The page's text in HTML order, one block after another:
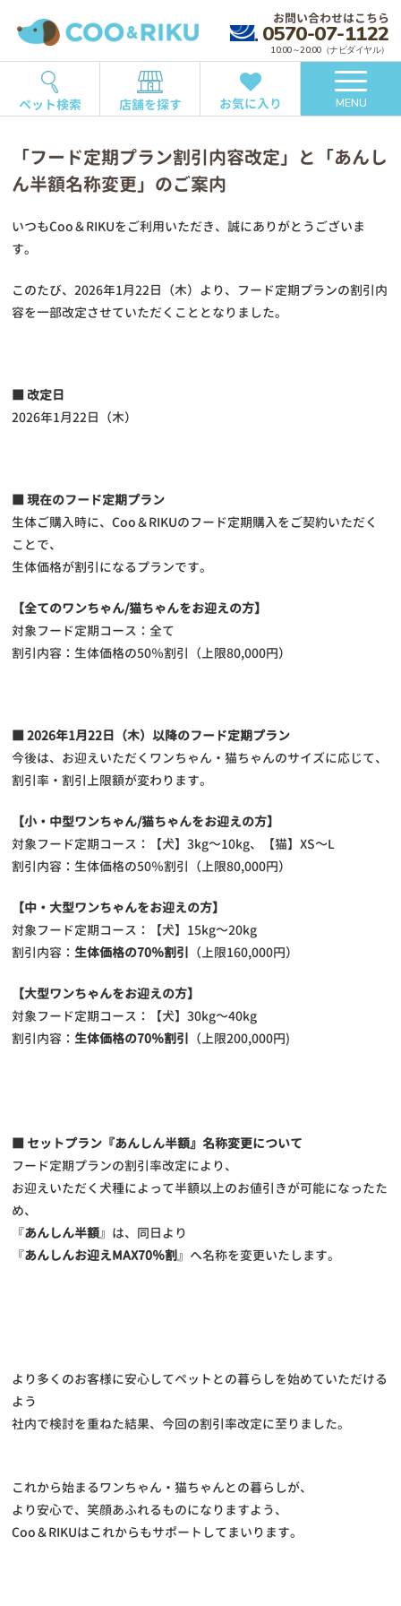
お問い合わせはこちら
0570-07-1122
10:00～20:00（ナビダイヤル）
ペット検索 店舗を探す お気に入り MENU
「フード定期プラン割引内容改定」と「あんし
ん半額名称変更」のご案内
いつもCoo＆RIKUをご利用いただき、誠にありがとうございま
す。
このたび、2026年1月22日（木）より、フード定期プランの割引内
容を一部改定させていただくこととなりました。
■ 改定日
2026年1月22日（木）
■ 現在のフード定期プラン
生体ご購入時に、Coo＆RIKUのフード定期購入をご契約いただく
ことで、
生体価格が割引になるプランです。
【全てのワンちゃん/猫ちゃんをお迎えの方】
対象フード定期コース：全て
割引内容：生体価格の50％割引（上限80,000円）
■ 2026年1月22日（木）以降のフード定期プラン
今後は、お迎えいただくワンちゃん・猫ちゃんのサイズに応じて、
割引率・割引上限額が変わります。
【小・中型ワンちゃん/猫ちゃんをお迎えの方】
対象フード定期コース：【犬】3kg～10kg、【猫】XS～L
割引内容：生体価格の50％割引（上限80,000円）
【中・大型ワンちゃんをお迎えの方】
対象フード定期コース：【犬】15kg～20kg
割引内容： 生体価格の70％割引 （上限160,000円）
【大型ワンちゃんをお迎えの方】
対象フード定期コース：【犬】30kg～40kg
割引内容： 生体価格の70％割引 （上限200,000円)
■ セットプラン『あんしん半額』名称変更について
フード定期プランの割引率改定により、
お迎えいただく犬種によって半額以上のお値引きが可能になったた
め、
『あんしん半額』は、同日より
『あんしんお迎えMAX70％割』へ名称を変更いたします。
より多くのお客様に安心してペットとの暮らしを始めていただける
よう
社内で検討を重ねた結果、今回の割引率改定に至りました。
これから始まるワンちゃん・猫ちゃんとの暮らしが、
より安心で、笑顔あふれるものになりますよう、
Coo＆RIKUはこれからもサポートしてまいります。